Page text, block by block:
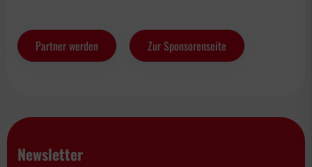
Partner werden Zur Sponsorenseite
Newsletter